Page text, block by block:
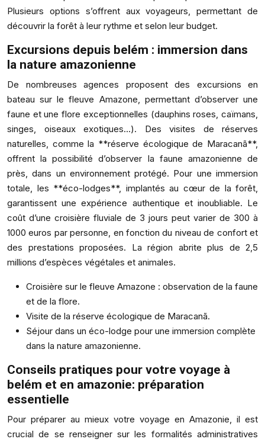
Plusieurs options s’offrent aux voyageurs, permettant de
découvrir la forêt à leur rythme et selon leur budget.
Excursions depuis belém : immersion dans
la nature amazonienne
De nombreuses agences proposent des excursions en
bateau sur le fleuve Amazone, permettant d’observer une
faune et une flore exceptionnelles (dauphins roses, caïmans,
singes, oiseaux exotiques…). Des visites de réserves
naturelles, comme la **réserve écologique de Maracanã**,
offrent la possibilité d’observer la faune amazonienne de
près, dans un environnement protégé. Pour une immersion
totale, les **éco-lodges**, implantés au cœur de la forêt,
garantissent une expérience authentique et inoubliable. Le
coût d’une croisière fluviale de 3 jours peut varier de 300 à
1000 euros par personne, en fonction du niveau de confort et
des prestations proposées. La région abrite plus de 2,5
millions d’espèces végétales et animales.
Croisière sur le fleuve Amazone : observation de la faune
et de la flore.
Visite de la réserve écologique de Maracanã.
Séjour dans un éco-lodge pour une immersion complète
dans la nature amazonienne.
Conseils pratiques pour votre voyage à
belém et en amazonie: préparation
essentielle
Pour préparer au mieux votre voyage en Amazonie, il est
crucial de se renseigner sur les formalités administratives